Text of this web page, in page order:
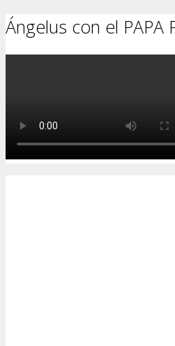
Ángelus con el PAPA